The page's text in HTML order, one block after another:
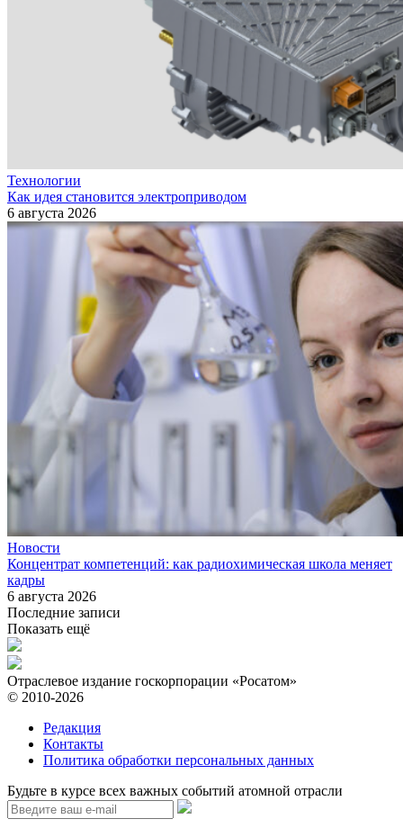
Технологии
Как идея становится электроприводом
6 августа 2026
Новости
Концентрат компетенций: как радиохимическая школа меняет
кадры
6 августа 2026
Последние записи
Показать ещё
Отраслевое издание госкорпорации «Росатом»
© 2010-2026
Редакция
Контакты
Политика обработки персональных данных
Будьте в курсе всех важных событий атомной отрасли